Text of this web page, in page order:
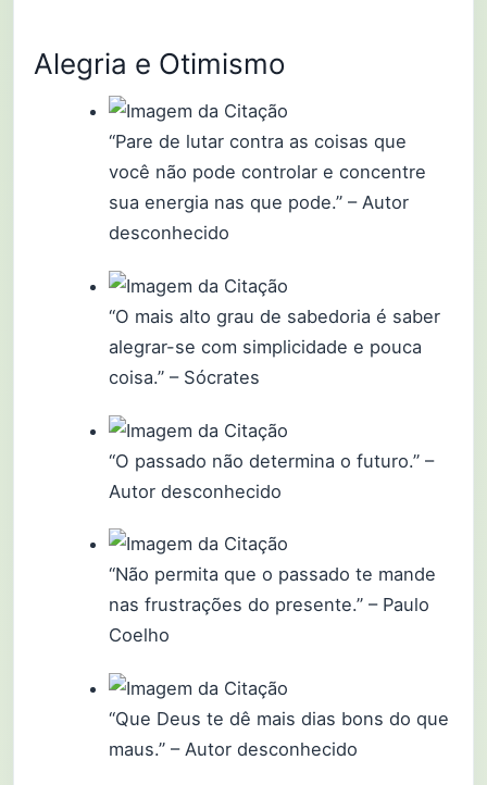
Alegria e Otimismo
“Pare de lutar contra as coisas que
você não pode controlar e concentre
sua energia nas que pode.” – Autor
desconhecido
“O mais alto grau de sabedoria é saber
alegrar-se com simplicidade e pouca
coisa.” – Sócrates
“O passado não determina o futuro.” –
Autor desconhecido
“Não permita que o passado te mande
nas frustrações do presente.” – Paulo
Coelho
“Que Deus te dê mais dias bons do que
maus.” – Autor desconhecido